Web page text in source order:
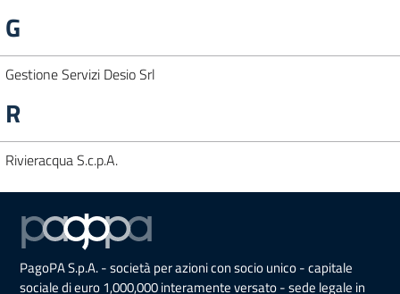
G
Gestione Servizi Desio Srl
R
Rivieracqua S.c.p.A.
PagoPA S.p.A. - società per azioni con socio unico - capitale
sociale di euro 1,000,000 interamente versato - sede legale in